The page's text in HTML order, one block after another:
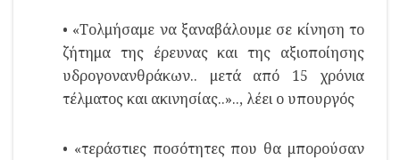
• «Τολμήσαμε να ξαναβάλουμε σε κίνηση το
ζήτημα της έρευνας και της αξιοποίησης
υδρογονανθράκων.. μετά από 15 χρόνια
τέλματος και ακινησίας..».., λέει ο υπουργός
• «τεράστιες ποσότητες που θα μπορούσαν